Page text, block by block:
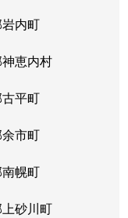
内町
恵内村
平町
市町
幌町
砂川町